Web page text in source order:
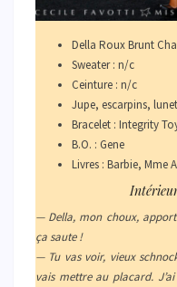
Della Roux Brunt
Sweater : n/c
Ceinture : n/c
Jupe, escarpins,
Bracelet : Integrity
B.O. : Gene
Livres : Barbie, Mme
— Della, mon choux,
ça saute !
— Tu vas voir, vieux
vais mettre au placard.